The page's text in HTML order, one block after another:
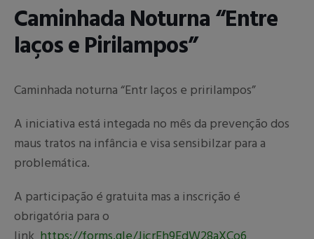
Caminhada Noturna “Entre
laços e Pirilampos”
Caminhada noturna “Entr laços e pririlampos”
A iniciativa está integada no mês da prevenção dos
maus tratos na infância e visa sensibilzar para a
problemática.
A participação é gratuita mas a inscrição é
obrigatória para o